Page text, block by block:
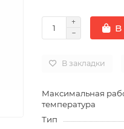
В
В закладки
Максимальная
температура
Тип